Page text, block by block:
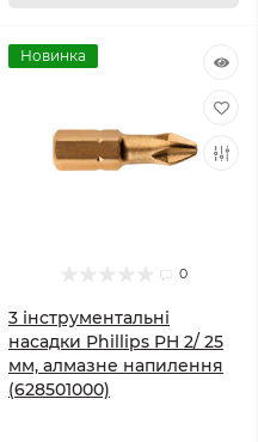
Новинка
0
3 інструментальні
насадки Phillips PH 2/ 25
мм, алмазне напилення
(628501000)